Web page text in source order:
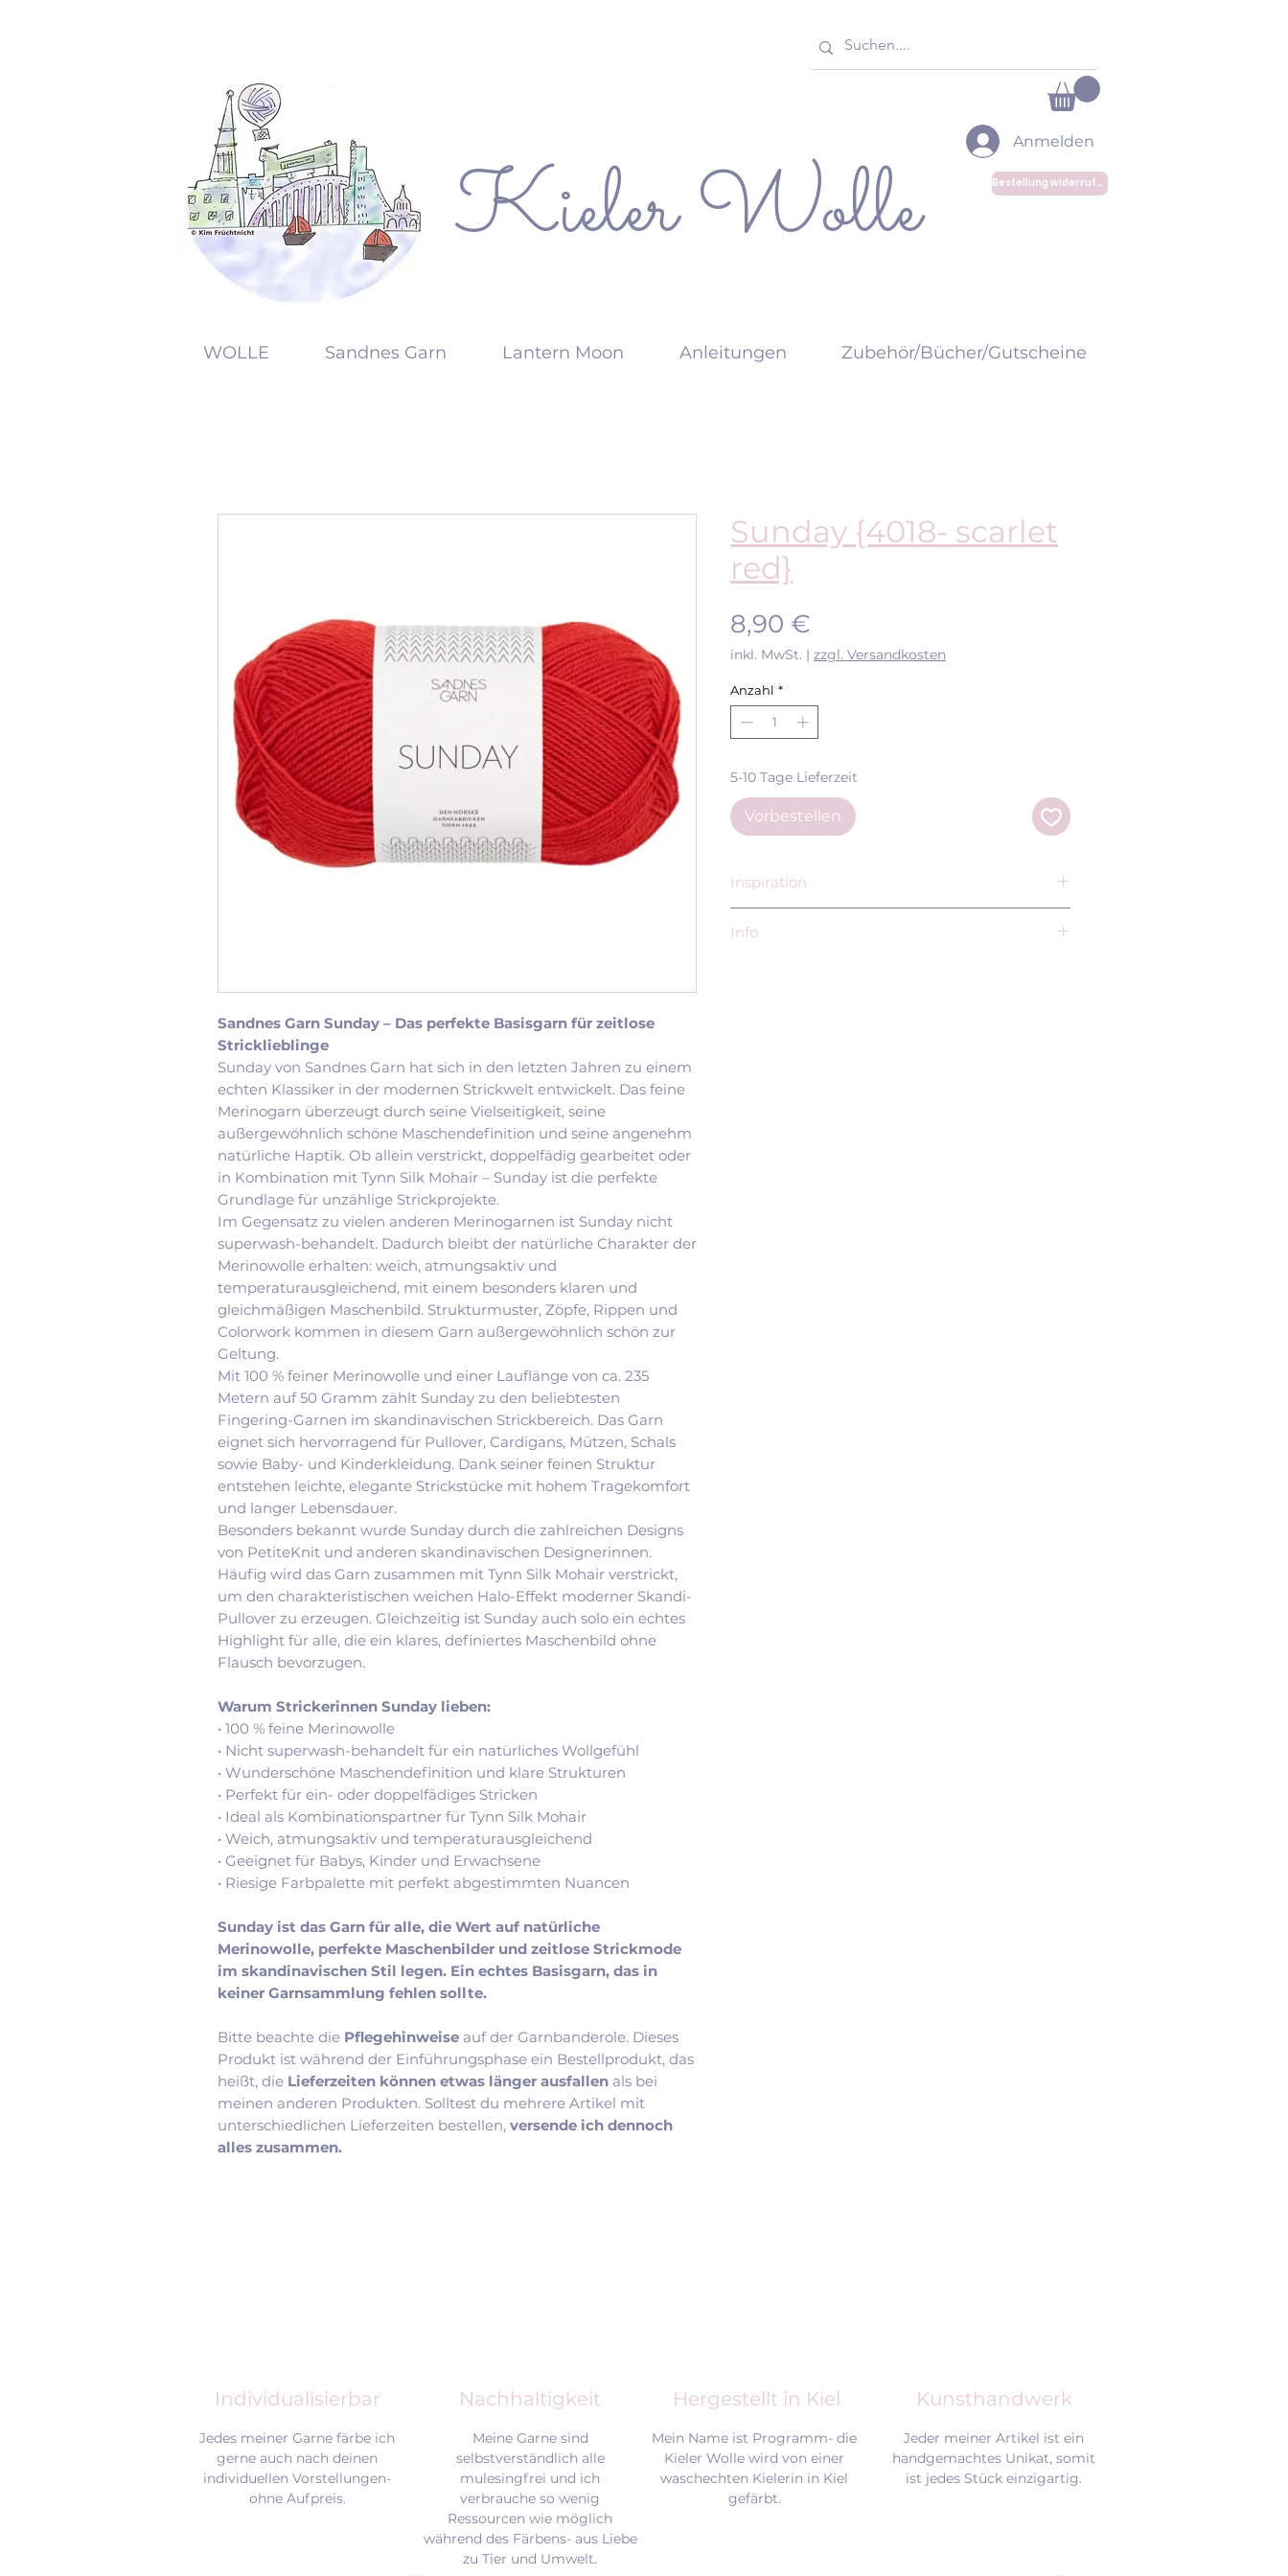
Kieler Wolle
Anmelden
Bestellung widerrufen
KW
WOLLE Sandnes Garn Lantern Moon Anleitungen Zubehör/Bücher/Gutscheine
Sandnes Garn Sunday – Das perfekte Basisgarn für zeitlose
Stricklieblinge
Sunday von Sandnes Garn hat sich in den letzten Jahren zu einem
echten Klassiker in der modernen Strickwelt entwickelt. Das feine
Merinogarn überzeugt durch seine Vielseitigkeit, seine
außergewöhnlich schöne Maschendefinition und seine angenehm
natürliche Haptik. Ob allein verstrickt, doppelfädig gearbeitet oder
in Kombination mit Tynn Silk Mohair – Sunday ist die perfekte
Grundlage für unzählige Strickprojekte.
Im Gegensatz zu vielen anderen Merinogarnen ist Sunday nicht
superwash-behandelt. Dadurch bleibt der natürliche Charakter der
Merinowolle erhalten: weich, atmungsaktiv und
temperaturausgleichend, mit einem besonders klaren und
gleichmäßigen Maschenbild. Strukturmuster, Zöpfe, Rippen und
Colorwork kommen in diesem Garn außergewöhnlich schön zur
Geltung.
Mit 100 % feiner Merinowolle und einer Lauflänge von ca. 235
Metern auf 50 Gramm zählt Sunday zu den beliebtesten
Fingering-Garnen im skandinavischen Strickbereich. Das Garn
eignet sich hervorragend für Pullover, Cardigans, Mützen, Schals
sowie Baby- und Kinderkleidung. Dank seiner feinen Struktur
entstehen leichte, elegante Strickstücke mit hohem Tragekomfort
und langer Lebensdauer.
Besonders bekannt wurde Sunday durch die zahlreichen Designs
von PetiteKnit und anderen skandinavischen Designerinnen.
Häufig wird das Garn zusammen mit Tynn Silk Mohair verstrickt,
um den charakteristischen weichen Halo-Effekt moderner Skandi-
Pullover zu erzeugen. Gleichzeitig ist Sunday auch solo ein echtes
Highlight für alle, die ein klares, definiertes Maschenbild ohne
Flausch bevorzugen.
Warum Strickerinnen Sunday lieben:
• 100 % feine Merinowolle
• Nicht superwash-behandelt für ein natürliches Wollgefühl
• Wunderschöne Maschendefinition und klare Strukturen
• Perfekt für ein- oder doppelfädiges Stricken
• Ideal als Kombinationspartner für Tynn Silk Mohair
• Weich, atmungsaktiv und temperaturausgleichend
• Geeignet für Babys, Kinder und Erwachsene
• Riesige Farbpalette mit perfekt abgestimmten Nuancen
Sunday ist das Garn für alle, die Wert auf natürliche
Merinowolle, perfekte Maschenbilder und zeitlose Strickmode
im skandinavischen Stil legen. Ein echtes Basisgarn, das in
keiner Garnsammlung fehlen sollte.
Bitte beachte die Pflegehinweise auf der Garnbanderole. Dieses
Produkt ist während der Einführungsphase ein Bestellprodukt, das
heißt, die Lieferzeiten können etwas länger ausfallen als bei
meinen anderen Produkten. Solltest du mehrere Artikel mit
unterschiedlichen Lieferzeiten bestellen, versende ich dennoch
alles zusammen.
Sunday {4018- scarlet
red}
8,90 €
inkl. MwSt. | zzgl. Versandkosten
Anzahl *
5-10 Tage Lieferzeit
Vorbestellen
Inspiration
Ravelry gehört Sunday zu den erfolgreichsten
Info
Individualisierbar Hergestellt in Kiel Kunsthandwerk
Nachhaltigkeit
Jedes meiner Garne färbe ich
gerne auch nach deinen
individuellen Vorstellungen-
ohne Aufpreis.
Meine Garne sind
selbstverständlich alle
mulesingfrei und ich
verbrauche so wenig
Ressourcen wie möglich
während des Färbens- aus Liebe
zu Tier und Umwelt.
Mein Name ist Programm- die
Kieler Wolle wird von einer
waschechten Kielerin in Kiel
gefärbt.
Jeder meiner Artikel ist ein
handgemachtes Unikat, somit
ist jedes Stück einzigartig.